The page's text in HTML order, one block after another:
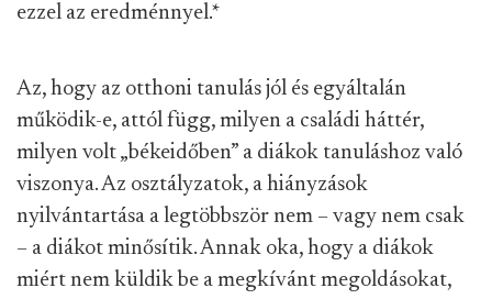
ezzel az eredménnyel.*
Az, hogy az otthoni tanulás jól és egyáltalán
működik-e, attól függ, milyen a családi háttér,
milyen volt „békeidőben” a diákok tanuláshoz való
viszonya. Az osztályzatok, a hiányzások
nyilvántartása a legtöbbször nem – vagy nem csak
– a diákot minősítik. Annak oka, hogy a diákok
miért nem küldik be a megkívánt megoldásokat,